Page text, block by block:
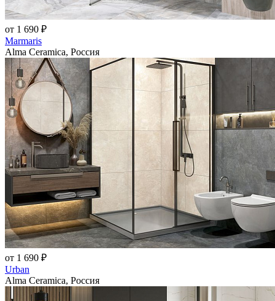
от 1 690 ₽
Marmaris
Alma Ceramica, Россия
от 1 690 ₽
Urban
Alma Ceramica, Россия